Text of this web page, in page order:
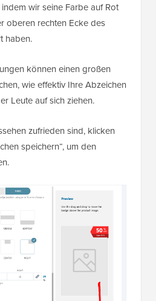
wir seine Farbe auf Rot
oberen rechten Ecke des
haben.
können einen großen
wie effektiv Ihre Abzeichen
Leute auf sich ziehen.
zufrieden sind, klicken
speichern“, um den